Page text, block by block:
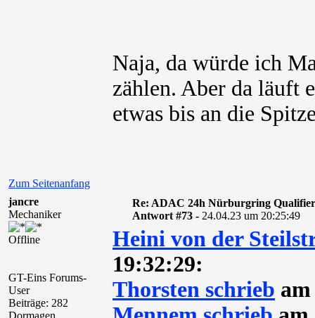
Naja, da würde ich
zählen. Aber da läuft
etwas bis an die
Zum Seitenanfang
jancre
Mechaniker
Offline
GT-Eins Forums-
User
Beiträge: 282
Dormagen
Re: ADAC 24h Nürburgring
Antwort #73 - 24.04.23 um 20:25:49
Heini von der
19:32:29:
Thorsten schrieb